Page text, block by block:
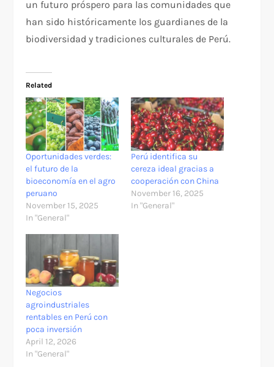
un futuro próspero para las comunidades que
han sido históricamente los guardianes de la
biodiversidad y tradiciones culturales de Perú.
Related
Oportunidades verdes:
el futuro de la
bioeconomía en el agro
peruano
November 15, 2025
In "General"
Perú identifica su
cereza ideal gracias a
cooperación con China
November 16, 2025
In "General"
Negocios
agroindustriales
rentables en Perú con
poca inversión
April 12, 2026
In "General"